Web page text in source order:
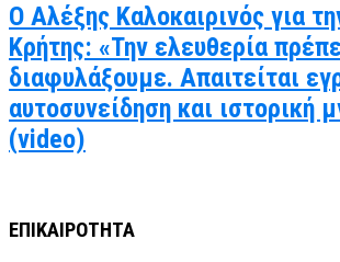
Ο Αλέξης Καλοκαιρινός για
Κρήτης: «Την ελευθερία
διαφυλάξουμε. Απαιτείται
αυτοσυνείδηση και ιστορική
(video)
ΕΠΙΚΑΙΡΟΤΗΤΑ